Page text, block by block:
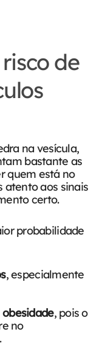
de
na vesícula,
bastante as
quem está no
atento aos sinais
certo.
probabilidade
, especialmente
obesidade, pois o
no